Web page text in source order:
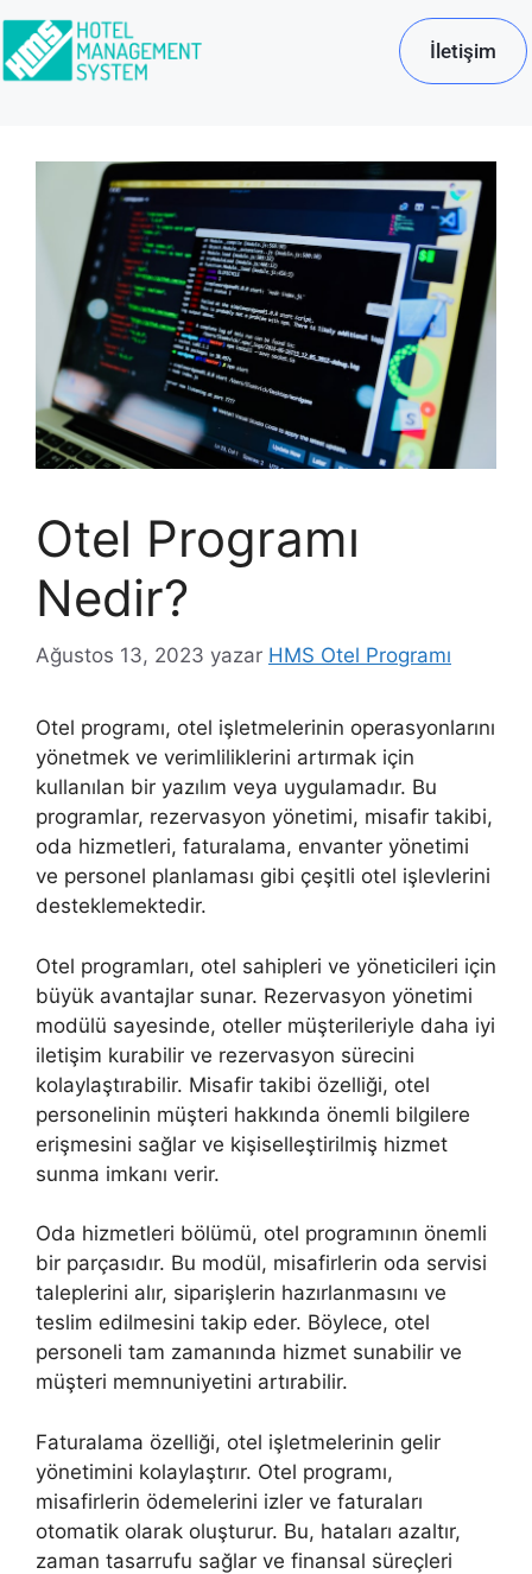
İletişim
Otel Programı
Nedir?
Ağustos 13, 2023 yazar HMS Otel Programı
Otel programı, otel işletmelerinin operasyonlarını
yönetmek ve verimliliklerini artırmak için
kullanılan bir yazılım veya uygulamadır. Bu
programlar, rezervasyon yönetimi, misafir takibi,
oda hizmetleri, faturalama, envanter yönetimi
ve personel planlaması gibi çeşitli otel işlevlerini
desteklemektedir.
Otel programları, otel sahipleri ve yöneticileri için
büyük avantajlar sunar. Rezervasyon yönetimi
modülü sayesinde, oteller müşterileriyle daha iyi
iletişim kurabilir ve rezervasyon sürecini
kolaylaştırabilir. Misafir takibi özelliği, otel
personelinin müşteri hakkında önemli bilgilere
erişmesini sağlar ve kişiselleştirilmiş hizmet
sunma imkanı verir.
Oda hizmetleri bölümü, otel programının önemli
bir parçasıdır. Bu modül, misafirlerin oda servisi
taleplerini alır, siparişlerin hazırlanmasını ve
teslim edilmesini takip eder. Böylece, otel
personeli tam zamanında hizmet sunabilir ve
müşteri memnuniyetini artırabilir.
Faturalama özelliği, otel işletmelerinin gelir
yönetimini kolaylaştırır. Otel programı,
misafirlerin ödemelerini izler ve faturaları
otomatik olarak oluşturur. Bu, hataları azaltır,
zaman tasarrufu sağlar ve finansal süreçleri